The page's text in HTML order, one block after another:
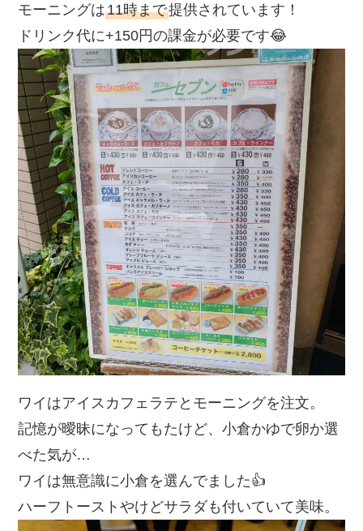
モーニングは11時まで提供されています！
ドリンク代に+150円の課金が必要です😂
ワイはアイスカフェラテとモーニングを注文。
記憶が曖昧になってもたけど、小倉かゆで卵か選
べた気が…
ワイは無意識に小倉を選んでました👍
ハーフトーストやけどサラダも付いていて美味。